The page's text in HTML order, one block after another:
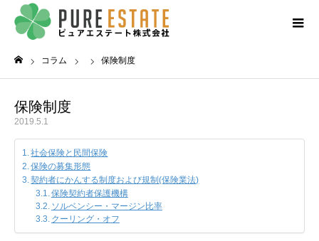
コラム 保険制度
保険制度
2019.5.1
社会保険と民間保険
保険の募集形態
契約者にかんする制度および規制(保険業法)
保険契約者保護機構
ソルベンシー・マージン比率
クーリング・オフ